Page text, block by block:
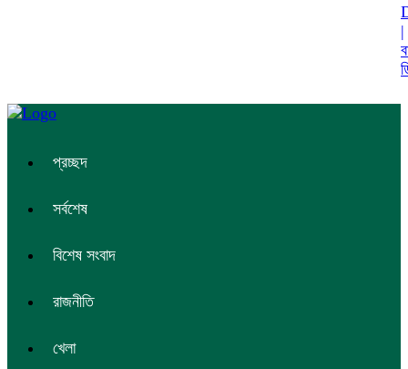
প্রচ্ছদ
সর্বশেষ
বিশেষ সংবাদ
রাজনীতি
খেলা